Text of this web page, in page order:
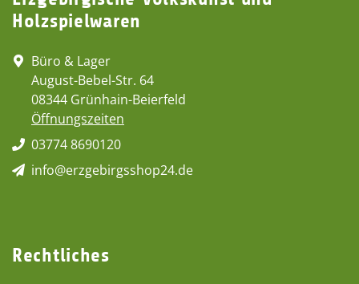
Holzspielwaren
Büro & Lager
August-Bebel-Str. 64
08344 Grünhain-Beierfeld
Öffnungszeiten
03774 8690120
info@erzgebirgsshop24.de
Rechtliches